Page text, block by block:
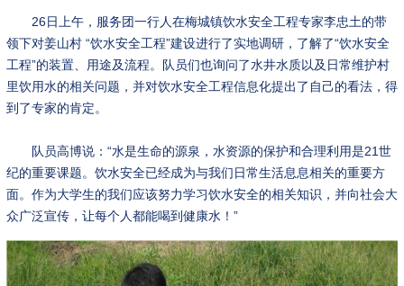
26日上午，服务团一行人在梅城镇饮水安全工程专家李忠土的带
领下对姜山村 “饮水安全工程”建设进行了实地调研，了解了“饮水安全
工程”的装置、用途及流程。队员们也询问了水井水质以及日常维护村
里饮用水的相关问题，并对饮水安全工程信息化提出了自己的看法，得
到了专家的肯定。
队员高博说：“水是生命的源泉，水资源的保护和合理利用是21世
纪的重要课题。饮水安全已经成为与我们日常生活息息相关的重要方
面。作为大学生的我们应该努力学习饮水安全的相关知识，并向社会大
众广泛宣传，让每个人都能喝到健康水！”